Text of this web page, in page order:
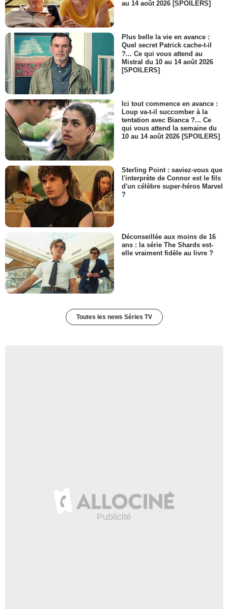
au 14 août 2026 [SPOILERS]
Plus belle la vie en avance :
Quel secret Patrick cache-t-il
?... Ce qui vous attend au
Mistral du 10 au 14 août 2026
[SPOILERS]
Ici tout commence en avance :
Loup va-t-il succomber à la
tentation avec Bianca ?... Ce
qui vous attend la semaine du
10 au 14 août 2026 [SPOILERS]
Sterling Point : saviez-vous que
l'interprète de Connor est le fils
d'un célèbre super-héros Marvel
?
Déconseillée aux moins de 16
ans : la série The Shards est-
elle vraiment fidèle au livre ?
Toutes les news Séries TV